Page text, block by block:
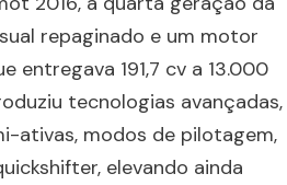
repaginado e um motor
entregava 191,7 cv a 13.000
tecnologias avançadas,
ativas, modos de pilotagem,
elevando ainda